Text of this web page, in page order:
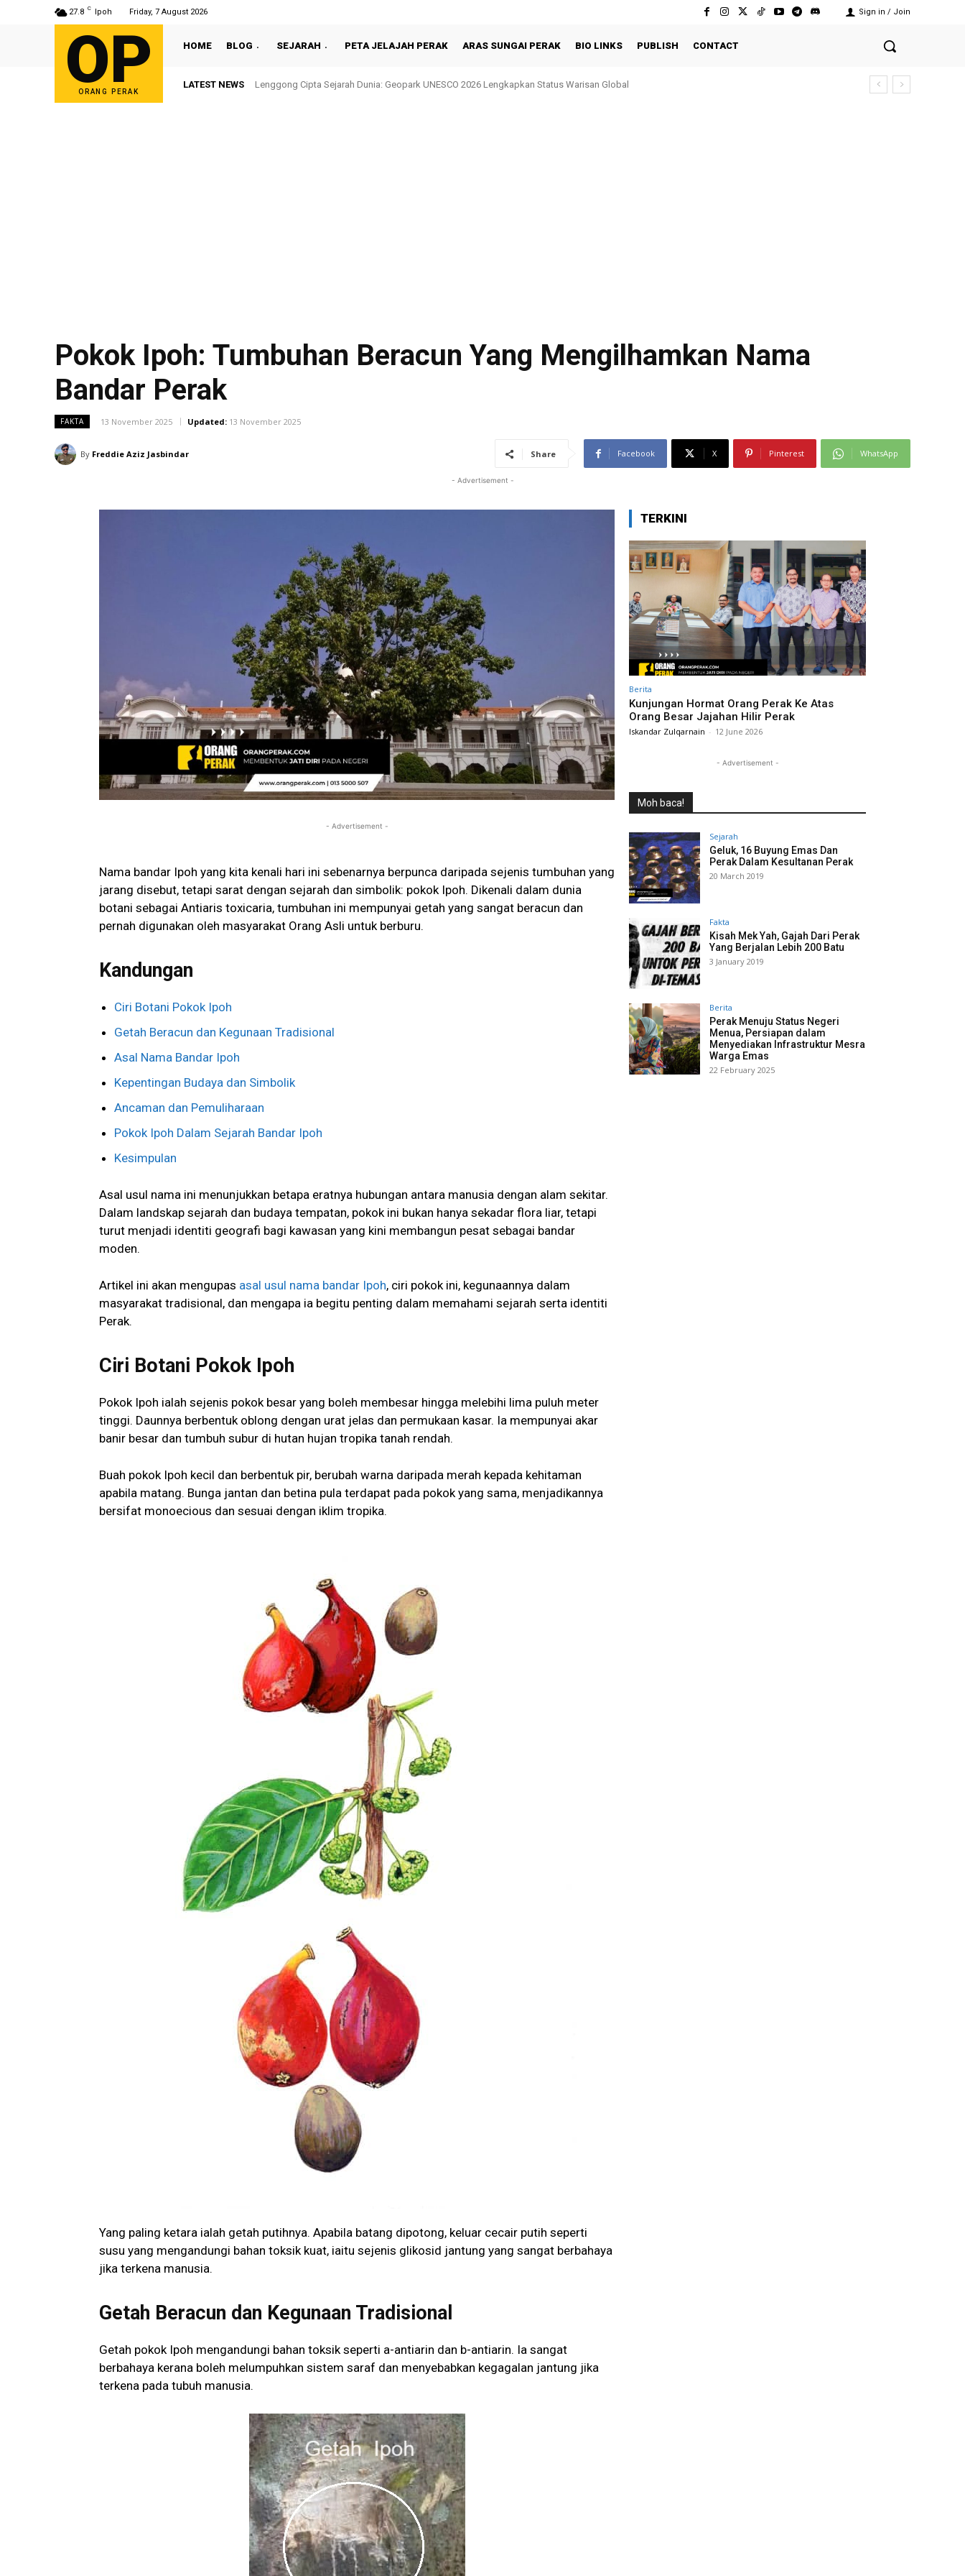
27.8 C Ipoh Friday, 7 August 2026 Sign in / Join
OP
ORANG PERAK
HOME BLOG SEJARAH PETA JELAJAH PERAK ARAS SUNGAI PERAK BIO LINKS PUBLISH CONTACT
LATEST NEWSLenggong Cipta Sejarah Dunia: Geopark UNESCO 2026 Lengkapkan Status Warisan Global
Sultan Nazrin Shah Berbuka Puasa Bersama Rakyat di Behrang Stesen
Pokok Ipoh: Tumbuhan Beracun Yang Mengilhamkan Nama
Bandar Perak
FAKTA 13 November 2025 Updated: 13 November 2025
By Freddie Aziz Jasbindar Share Facebook X Pinterest WhatsApp
- Advertisement -
- Advertisement -
Nama bandar Ipoh yang kita kenali hari ini sebenarnya berpunca daripada sejenis tumbuhan yang
jarang disebut, tetapi sarat dengan sejarah dan simbolik: pokok Ipoh. Dikenali dalam dunia
botani sebagai Antiaris toxicaria, tumbuhan ini mempunyai getah yang sangat beracun dan
pernah digunakan oleh masyarakat Orang Asli untuk berburu.
Kandungan
Ciri Botani Pokok Ipoh
Getah Beracun dan Kegunaan Tradisional
Asal Nama Bandar Ipoh
Kepentingan Budaya dan Simbolik
Ancaman dan Pemuliharaan
Pokok Ipoh Dalam Sejarah Bandar Ipoh
Kesimpulan
Asal usul nama ini menunjukkan betapa eratnya hubungan antara manusia dengan alam sekitar.
Dalam landskap sejarah dan budaya tempatan, pokok ini bukan hanya sekadar flora liar, tetapi
turut menjadi identiti geografi bagi kawasan yang kini membangun pesat sebagai bandar
moden.
Artikel ini akan mengupas asal usul nama bandar Ipoh, ciri pokok ini, kegunaannya dalam
masyarakat tradisional, dan mengapa ia begitu penting dalam memahami sejarah serta identiti
Perak.
Ciri Botani Pokok Ipoh
Pokok Ipoh ialah sejenis pokok besar yang boleh membesar hingga melebihi lima puluh meter
tinggi. Daunnya berbentuk oblong dengan urat jelas dan permukaan kasar. Ia mempunyai akar
banir besar dan tumbuh subur di hutan hujan tropika tanah rendah.
Buah pokok Ipoh kecil dan berbentuk pir, berubah warna daripada merah kepada kehitaman
apabila matang. Bunga jantan dan betina pula terdapat pada pokok yang sama, menjadikannya
bersifat monoecious dan sesuai dengan iklim tropika.
Yang paling ketara ialah getah putihnya. Apabila batang dipotong, keluar cecair putih seperti
susu yang mengandungi bahan toksik kuat, iaitu sejenis glikosid jantung yang sangat berbahaya
jika terkena manusia.
Getah Beracun dan Kegunaan Tradisional
Getah pokok Ipoh mengandungi bahan toksik seperti a-antiarin dan b-antiarin. Ia sangat
berbahaya kerana boleh melumpuhkan sistem saraf dan menyebabkan kegagalan jantung jika
terkena pada tubuh manusia.
TERKINI
Berita
Kunjungan Hormat Orang Perak Ke Atas
Orang Besar Jajahan Hilir Perak
Iskandar Zulqarnain - 12 June 2026
- Advertisement -
Moh baca!
Sejarah
Geluk, 16 Buyung Emas Dan
Perak Dalam Kesultanan Perak
20 March 2019
Fakta
Kisah Mek Yah, Gajah Dari Perak
Yang Berjalan Lebih 200 Batu
3 January 2019
Berita
Perak Menuju Status Negeri
Menua, Persiapan dalam
Menyediakan Infrastruktur Mesra
Warga Emas
22 February 2025